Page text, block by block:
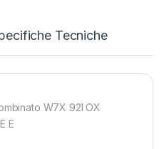
Tecniche
W7X 92I OX
E